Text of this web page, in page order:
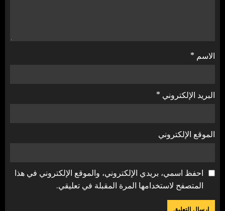
الاسم *
البريد الإلكتروني *
الموقع الإلكتروني
احفظ اسمي، بريدي الإلكتروني، والموقع الإلكتروني في هذا
المتصفح لاستخدامها المرة المقبلة في تعليقي.